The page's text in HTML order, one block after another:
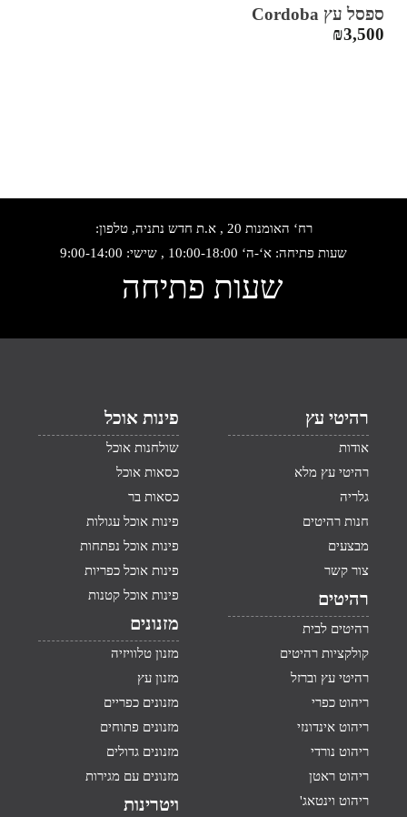
ספסל עץ Cordoba
₪3,500
רח‘ האומנות 20 , א.ת חדש נתניה, טלפון:
שעות פתיחה: א‘-ה‘ 10:00-18:00 , שישי: 9:00-14:00
שעות פתיחה
רהיטי עץ
אודות
רהיטי עץ מלא
גלריה
חנות רהיטים
מבצעים
צור קשר
רהיטים
רהיטים לבית
קולקציות רהיטים
רהיטי עץ וברזל
ריהוט כפרי
ריהוט אינדונזי
ריהוט נורדי
ריהוט ראטן
ריהוט וינטאג'
פינות אוכל
שולחנות אוכל
כסאות אוכל
כסאות בר
פינות אוכל עגולות
פינות אוכל נפתחות
פינות אוכל כפריות
פינות אוכל קטנות
מזנונים
מזנון טלוויזיה
מזנון עץ
מזנונים כפריים
מזנונים פתוחים
מזנונים גדולים
מזנונים עם מגירות
ויטרינות